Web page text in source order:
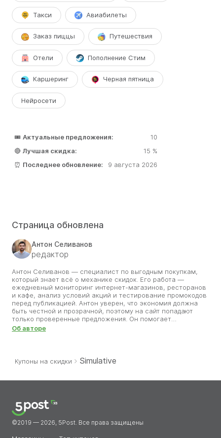
Такси Авиабилеты
Заказ пиццы Путешествия
Отели Пополнение Стим
Каршеринг Черная пятница
Нейросети
🎟️ Актуальные предложения:
10
🔴 Лучшая скидка:
15 %
⏰ Последнее обновление: 9 августа 2026
Страница обновлена
Антон Селиванов
редактор
Антон Селиванов — специалист по выгодным покупкам,
который знает всё о механике скидок. Его работа —
ежедневный мониторинг интернет-магазинов, ресторанов
и кафе, анализ условий акций и тестирование промокодов
перед публикацией. Антон уверен, что экономия должна
быть честной и прозрачной, поэтому на сайт попадают
только проверенные предложения. Он помогает
пользователям сэкономить время и деньги, исключая
Об авторе
Купоны на скидки Simulative
©2019 — 2026, 5Post. Все права защищены